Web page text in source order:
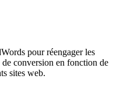
pour réengager les
conversion en fonction de
sites web.